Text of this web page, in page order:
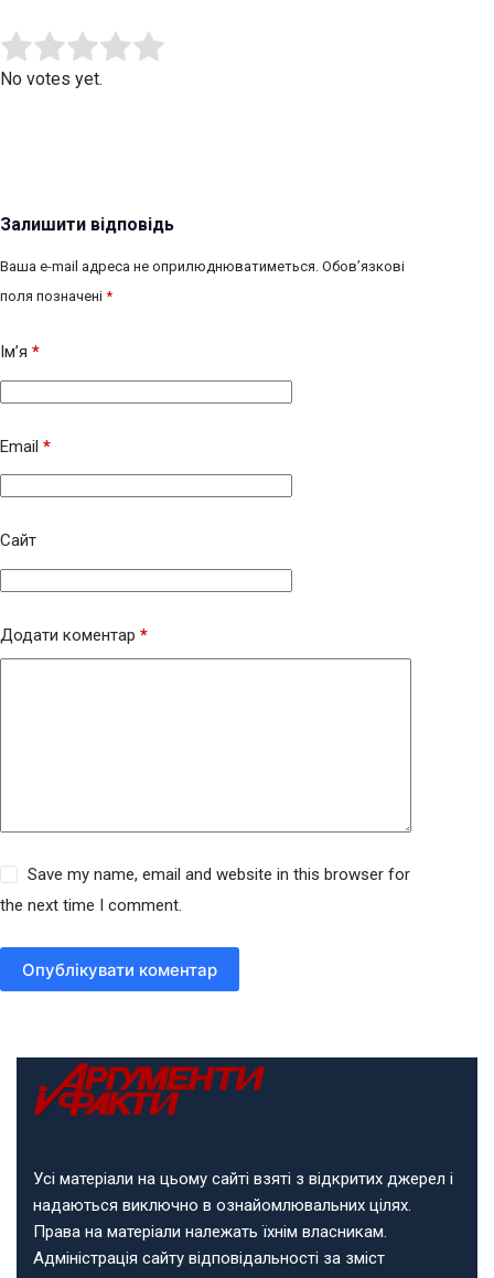
Rate this item:
No votes yet.
Залишити відповідь
Ваша e-mail адреса не оприлюднюватиметься. Обов’язкові
поля позначені *
Ім’я *
Email *
Сайт
Додати коментар *
Save my name, email and website in this browser for
the next time I comment.
Опублікувати коментар
Усі матеріали на цьому сайті взяті з відкритих джерел і
надаються виключно в ознайомлювальних цілях.
Права на матеріали належать їхнім власникам.
Адміністрація сайту відповідальності за зміст